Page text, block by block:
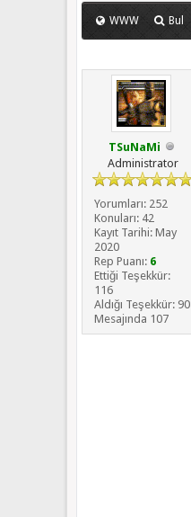
WWW Bul
TSuNaMi
Administrator
Yorumları: 252
Konuları: 42
Kayıt Tarihi: May
2020
Rep Puanı: 6
Ettiği Teşekkür:
116
Aldığı Teşekkür: 90
Mesajında 107